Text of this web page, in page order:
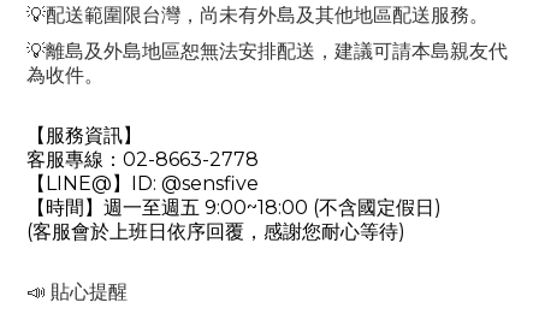
💡配送範圍限台灣，尚未有外島及其他地區配送服務。
💡離島及外島地區恕無法安排配送，建議可請本島親友代
為收件。
【服務資訊】
客服專線： 02-8663-2778
【 LINE@ 】 ID: @sensfive
【時間】週一至週五 9:00~18:00 (不含國定假日 )
(客服會於上班日依序回覆，感謝您耐心等待)
📣 貼心提醒